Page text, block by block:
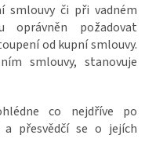
smlouvy či při vadném
oprávněn požadovat
od kupní smlouvy.
smlouvy, stanovuje
co nejdříve po
a přesvědčí se o jejích